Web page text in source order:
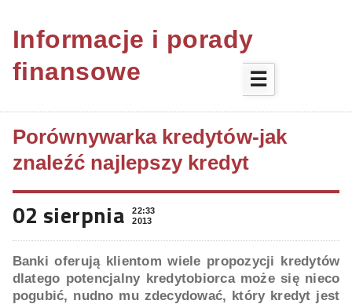
Informacje i porady
finansowe
☰
Porównywarka kredytów-jak
znaleźć najlepszy kredyt
02 sierpnia
22:33
2013
Banki oferują klientom wiele propozycji kredytów
dlatego potencjalny kredytobiorca może się nieco
pogubić, nudno mu zdecydować, który kredyt jest